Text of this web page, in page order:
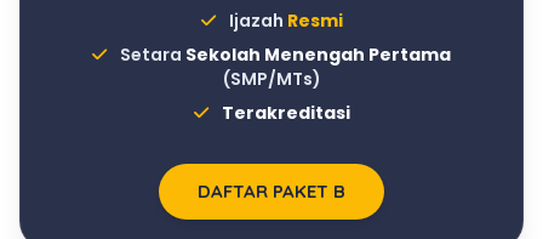
Ijazah Resmi
Setara Sekolah Menengah Pertama
(SMP/MTs)
Terakreditasi
DAFTAR PAKET B